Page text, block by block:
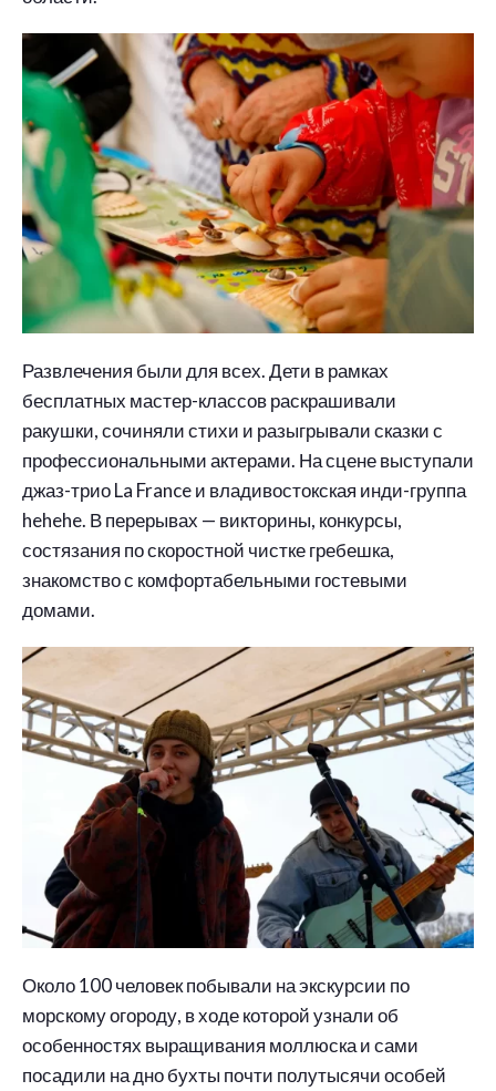
Развлечения были для всех. Дети в рамках
бесплатных мастер-классов раскрашивали
ракушки, сочиняли стихи и разыгрывали сказки с
профессиональными актерами. На сцене выступали
джаз-трио La France и владивостокская инди-группа
hehehe. В перерывах — викторины, конкурсы,
состязания по скоростной чистке гребешка,
знакомство с комфортабельными гостевыми
домами.
Около 100 человек побывали на экскурсии по
морскому огороду, в ходе которой узнали об
особенностях выращивания моллюска и сами
посадили на дно бухты почти полутысячи особей